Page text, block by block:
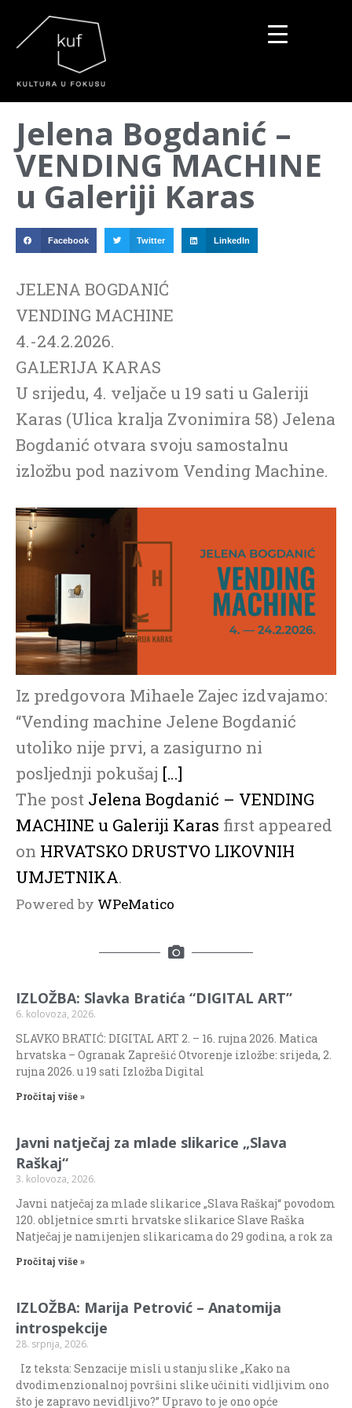
Jelena Bogdanić –
VENDING MACHINE
u Galeriji Karas
Facebook Twitter LinkedIn
JELENA BOGDANIĆ
VENDING MACHINE
4.-24.2.2026.
GALERIJA KARAS
U srijedu, 4. veljače u 19 sati u Galeriji
Karas (Ulica kralja Zvonimira 58) Jelena
Bogdanić otvara svoju samostalnu
izložbu pod nazivom Vending Machine.
Iz predgovora Mihaele Zajec izdvajamo:
“Vending machine Jelene Bogdanić
utoliko nije prvi, a zasigurno ni
posljednji pokušaj […]
The post Jelena Bogdanić – VENDING
MACHINE u Galeriji Karas first appeared
on HRVATSKO DRUSTVO LIKOVNIH
UMJETNIKA.
Powered by WPeMatico
IZLOŽBA: Slavka Bratića “DIGITAL ART”
6. kolovoza, 2026.
SLAVKO BRATIĆ: DIGITAL ART 2. – 16. rujna 2026. Matica
hrvatska – Ogranak Zaprešić Otvorenje izložbe: srijeda, 2.
rujna 2026. u 19 sati Izložba Digital
Pročitaj više »
Javni natječaj za mlade slikarice „Slava
Raškaj“
3. kolovoza, 2026.
Javni natječaj za mlade slikarice „Slava Raškaj“ povodom
120. obljetnice smrti hrvatske slikarice Slave Raška
Natječaj je namijenjen slikaricama do 29 godina, a rok za
Pročitaj više »
IZLOŽBA: Marija Petrović – Anatomija
introspekcije
28. srpnja, 2026.
Iz teksta: Senzacije misli u stanju slike „Kako na
dvodimenzionalnoj površini slike učiniti vidljivim ono
što je zapravo nevidljivo?” Upravo to je ono opće
▼
▼